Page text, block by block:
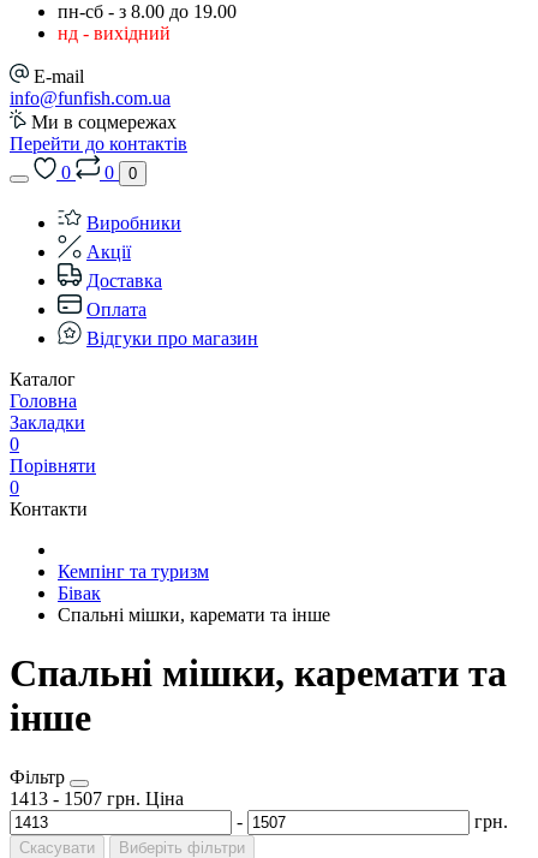
пн-сб - з 8.00 до 19.00
нд - вихідний
E-mail
info@funfish.com.ua
Ми в соцмережах
Перейти до контактів
0
0 0
Виробники
Акції
Доставка
Оплата
Відгуки про магазин
Каталог
Головна
Закладки
0
Порівняти
0
Контакти
Кемпінг та туризм
Бівак
Спальні мішки, каремати та інше
Спальні мішки, каремати та
інше
Фільтр
1413 - 1507 грн. Ціна
-
грн.
Скасувати
Виберіть фільтри